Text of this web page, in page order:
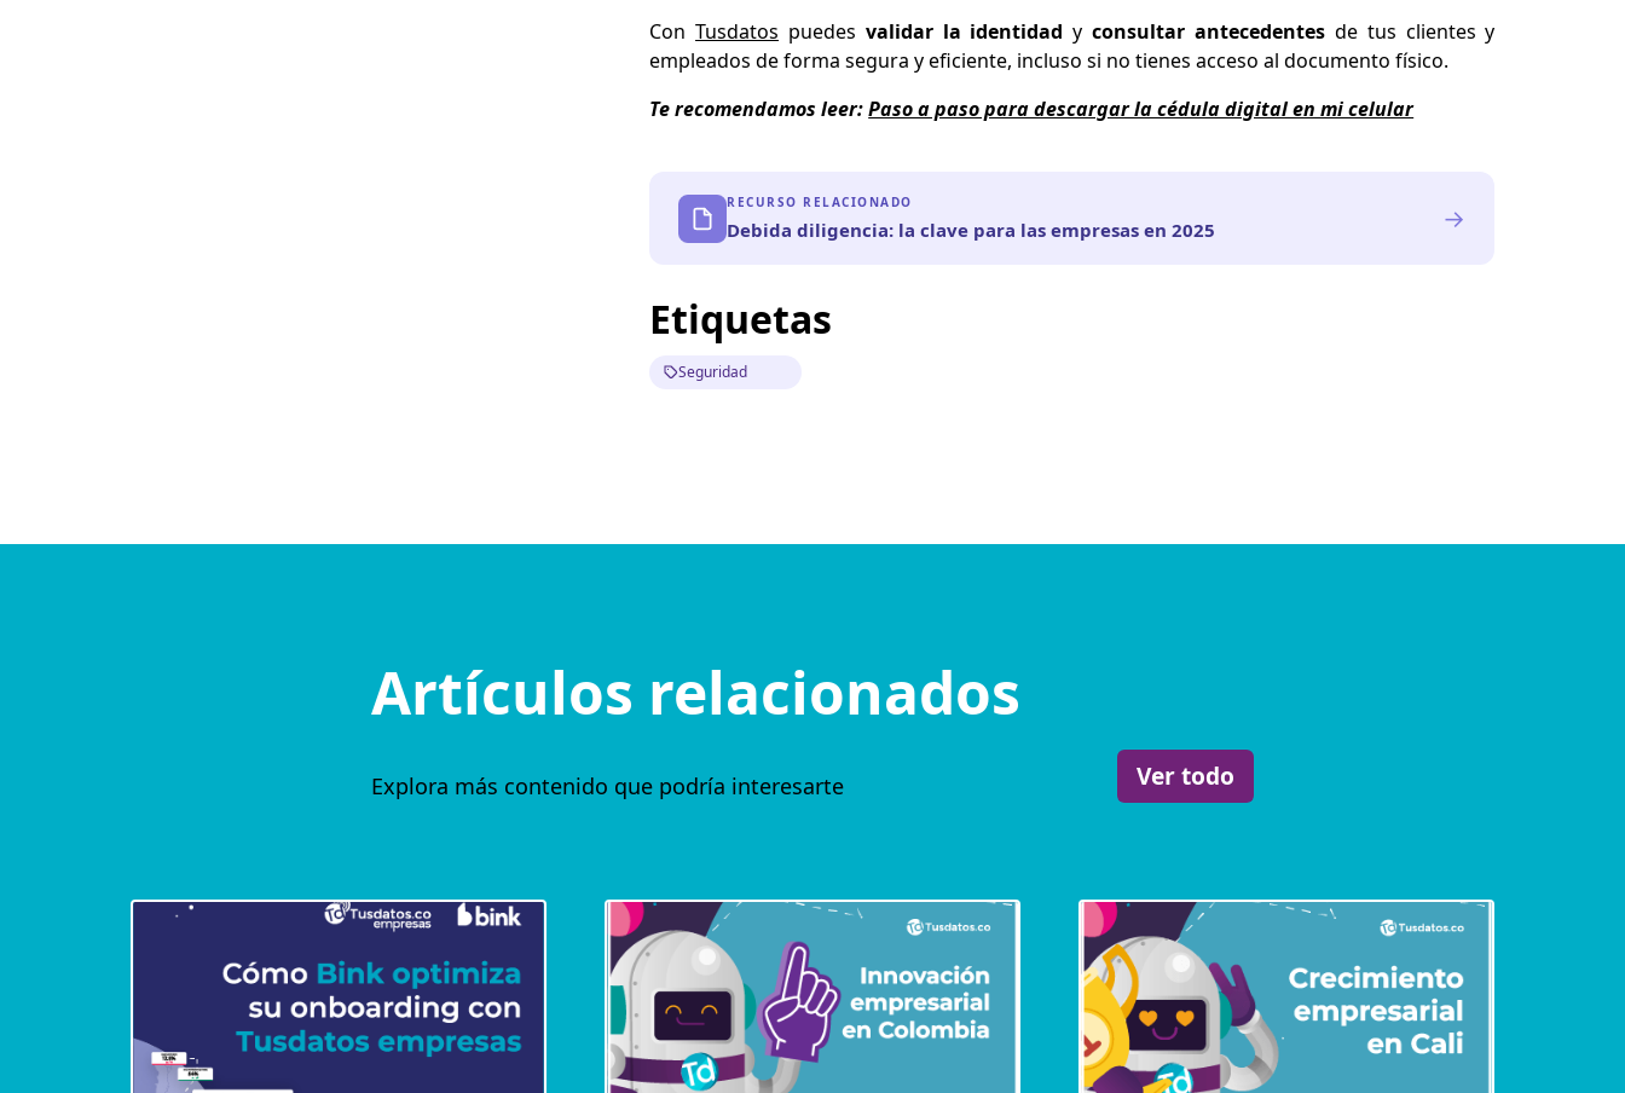
ConTusdatos puedes validar la identidad yconsultar antecedentes de tus clientes y
empleados de forma segura y eficiente, incluso si no tienes acceso al documento físico.
Te recomendamos leer:Paso a paso para descargar la cédula digital en mi celular
RECURSO RELACIONADO
Debida diligencia: la clave para las empresas en 2025 →
Etiquetas
Seguridad
Artículos relacionados
Explora más contenido que podría interesarte Ver todo